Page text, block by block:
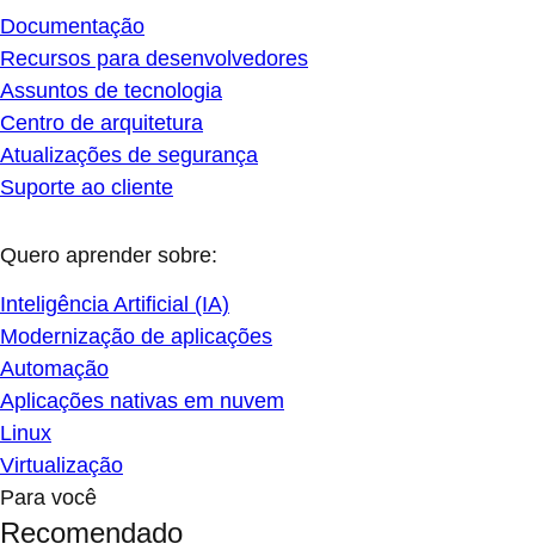
Documentação
Recursos para desenvolvedores
Assuntos de tecnologia
Centro de arquitetura
Atualizações de segurança
Suporte ao cliente
Quero aprender sobre:
Inteligência Artificial (IA)
Modernização de aplicações
Automação
Aplicações nativas em nuvem
Linux
Virtualização
Para você
Recomendado